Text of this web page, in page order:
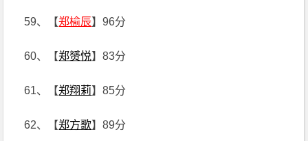
59、【郑榆辰】96分
60、【郑赟悦】83分
61、【郑翔莉】85分
62、【郑方歌】89分